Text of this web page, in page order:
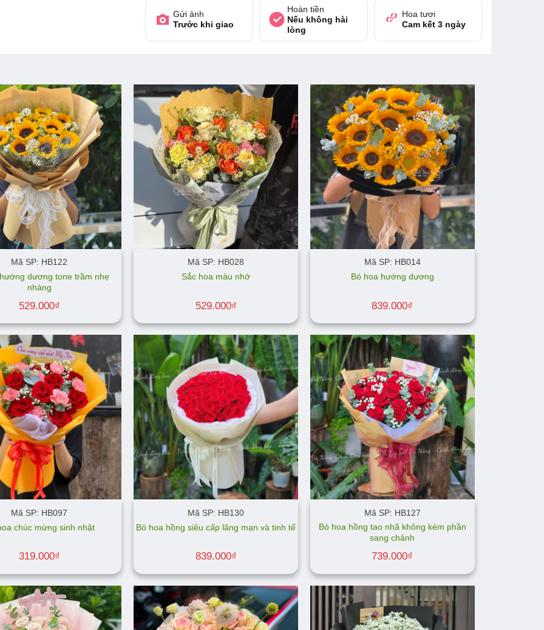
Gửi ảnh
Trước khi giao
Hoàn tiền
Nếu không hài
lòng
Hoa tươi
Cam kết 3 ngày
Mã SP: HB122
dương tone trầm nhẹ
nhàng
529.000₫
Mã SP: HB028
Sắc hoa màu nhớ
529.000₫
Mã SP: HB014
Bó hoa hướng dương
839.000₫
Mã SP: HB097
chúc mừng sinh nhật
319.000₫
Mã SP: HB130
Bó hoa hồng siêu cấp lãng mạn và tinh tế
839.000₫
Mã SP: HB127
Bó hoa hồng tao nhã không kém phần
sang chảnh
739.000₫